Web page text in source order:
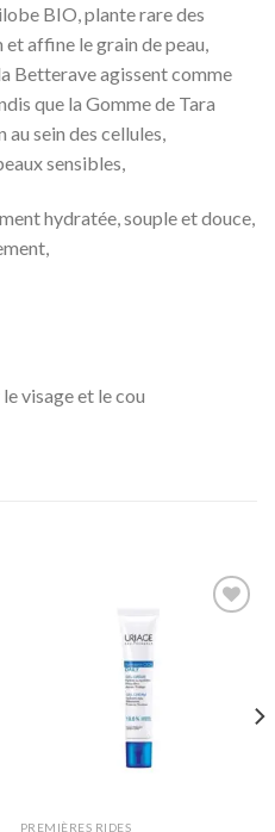
BIO, plante rare des
et affine le grain de peau,
Betterave agissent comme
que la Gomme de Tara
sein des cellules,
sensibles,
hydratée, souple et douce,
visage et le cou
PREMIÈRES RIDES